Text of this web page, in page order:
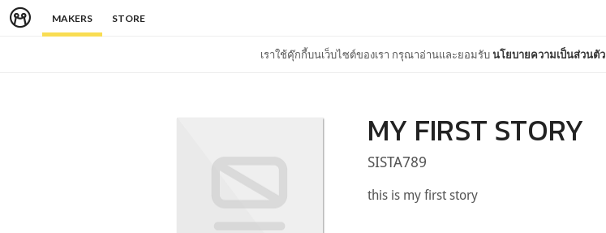
MAKERS STORE
เราใช้คุ๊กกี้บนเว็บไซต์ของเรา กรุณาอ่านและยอมรับนโยบายความเป็นส่วนตัว
MY FIRST STORY
SISTA789
this is my first story